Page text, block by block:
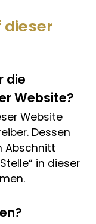
die
Website?
Website
Dessen
Abschnitt
in dieser